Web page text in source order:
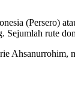
(Persero)
Sejumlah rute
Ahsanurrohim,